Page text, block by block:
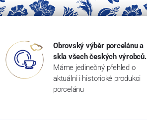
Obrovský výběr porcelánu a
skla všech českých výrobců.
Máme jedinečný přehled o
aktuální i historické produkci
porcelánu